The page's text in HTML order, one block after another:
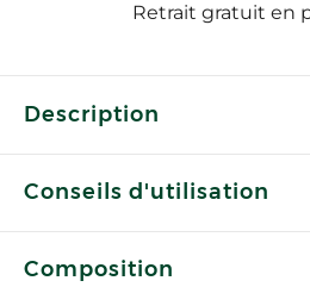
Retrait gratuit en
Description
Conseils d'utilisation
Composition